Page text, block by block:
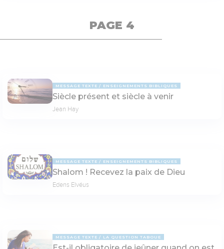
PAGE 4
MESSAGE TEXTE ENSEIGNEMENTS BIBLIQUES
Siècle présent et siècle à venir
Jean Hay
MESSAGE TEXTE ENSEIGNEMENTS BIBLIQUES
Shalom ! Recevez la paix de Dieu
Edens Elvéus
MESSAGE TEXTE LA QUESTION TABOUE